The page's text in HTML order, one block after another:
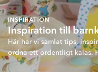
INSPIRATION
Inspiration till
Här har vi samlat tips,
ordna ett ordentligt kalas.